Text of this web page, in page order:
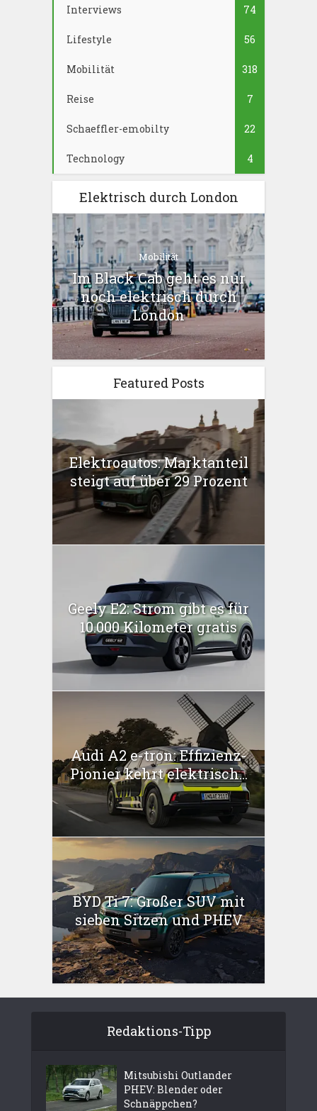
Interviews 74
Lifestyle 56
Mobilität 318
Reise 7
Schaeffler-emobilty 22
Technology 4
Elektrisch durch London
Mobilität
Im Black Cab geht es nur
noch elektrisch durch
London
Featured Posts
Elektroautos: Marktanteil
steigt auf über 29 Prozent
Geely E2: Strom gibt es für
10.000 Kilometer gratis
Audi A2 e-tron: Effizienz-
Pionier kehrt elektrisch...
BYD Ti 7: Großer SUV mit
sieben Sitzen und PHEV
Redaktions-Tipp
Mitsubishi Outlander
PHEV: Blender oder
Schnäppchen?